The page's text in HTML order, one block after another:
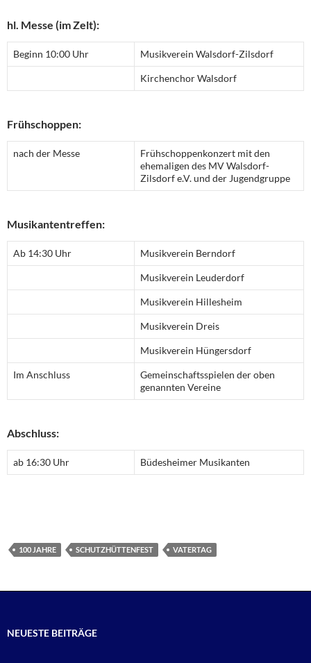
hl. Messe (im Zelt):
Beginn 10:00 Uhr Musikverein Walsdorf-Zilsdorf
Kirchenchor Walsdorf
Frühschoppen:
nach der Messe
Frühschoppenkonzert mit den
ehemaligen des MV Walsdorf-
Zilsdorf e.V. und der Jugendgruppe
Musikantentreffen:
Ab 14:30 Uhr Musikverein Berndorf
Musikverein Leuderdorf
Musikverein Hillesheim
Musikverein Dreis
Musikverein Hüngersdorf
Im Anschluss
Gemeinschaftsspielen der oben
genannten Vereine
Abschluss:
ab 16:30 Uhr Büdesheimer Musikanten
100 JAHRE SCHUTZHÜTTENFEST VATERTAG
NEUESTE BEITRÄGE